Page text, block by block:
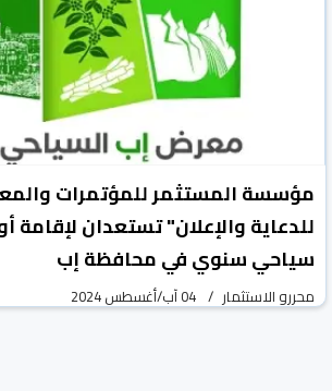
مؤسسة المستثمر للمؤتمرات
للدعاية والإعلان" تستعدان
سياحي سنوي في محافظة إب
محررو الاستثمار 04 آب/أغسطس 2024